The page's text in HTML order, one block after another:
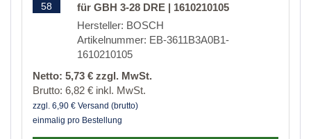
58
für GBH 3-28 DRE | 1610210105
Hersteller: BOSCH
Artikelnummer: EB-3611B3A0B1-
1610210105
Netto: 5,73 € zzgl. MwSt.
Brutto: 6,82 € inkl. MwSt.
zzgl. 6,90 € Versand (brutto)
einmalig pro Bestellung